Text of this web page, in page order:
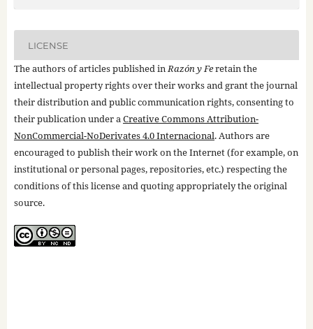
LICENSE
The authors of articles published inRazón y Feretain the
intellectual property rights over their works and grant the journal
their distribution and public communication rights, consenting to
their publication under aCreative Commons Attribution-
NonCommercial-NoDerivates 4.0 Internacional. Authors are
encouraged to publish their work on the Internet (for example, on
institutional or personal pages, repositories, etc.) respecting the
conditions of this license and quoting appropriately the original
source.